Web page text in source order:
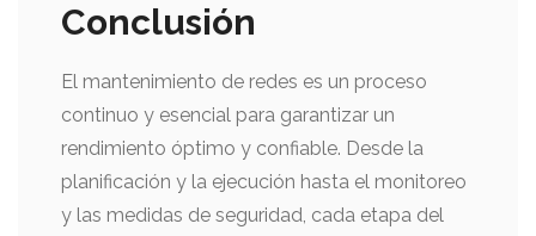
Conclusión
El mantenimiento de redes es un proceso
continuo y esencial para garantizar un
rendimiento óptimo y confiable. Desde la
planificación y la ejecución hasta el monitoreo
y las medidas de seguridad, cada etapa del